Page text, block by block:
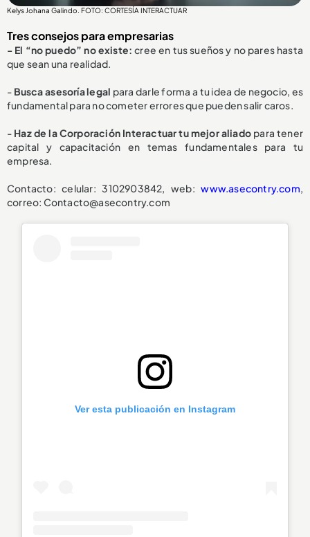
Kelys Johana Galindo. FOTO: CORTESÍA INTERACTUAR
Tres consejos para empresarias
- El “no puedo” no existe:cree en tus sueños y no pares hasta
que sean una realidad.
- Busca asesoría legal para darle forma a tu idea de negocio, es
fundamental para no cometer errores que pueden salir caros.
- Haz de la Corporación Interactuar tu mejor aliado para tener
capital y capacitación en temas fundamentales para tu
empresa.
Contacto: celular: 3102903842, web:www.asecontry.com
correo: Contacto@asecontry.com
Ver esta publicación en Instagram